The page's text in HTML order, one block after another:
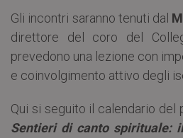
Gli incontri saranno tenuti dal
direttore del coro del
prevedono una lezione con
e coinvolgimento attivo degli
Qui si seguito il calendario del
Sentieri di canto spirituale: